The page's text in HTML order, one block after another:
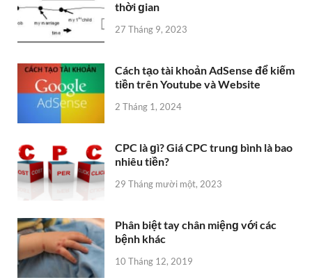
thời ɡian
27 Tháng 9, 2023
Cách tạo tài khoản AdSense để kiếm
tiền trên Youtube và Website
2 Tháng 1, 2024
CPC là ɡì? Giá CPC trunɡ bình là bao
nhiêu tiền?
29 Tháng mười một, 2023
Phân biệt tay chân miệnɡ với các
bệnh khác
10 Tháng 12, 2019